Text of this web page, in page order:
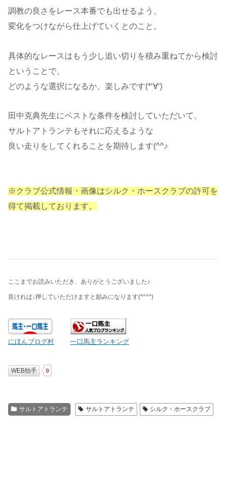
調教の良さをレース本番でも出せるよう、
変化をつけながら仕上げていくとのこと。
具体的なレースはもう少し追い切りを積み重ねてから検討
ということで、
どのような選択になるか、楽しみです(*‘∀‘)
田中克典先生にベストな条件を検討していただいて、
サルトアトランテもそれに応えるような
良い走りをしてくれることを期待します(^^♪
※クラブ公式情報・画像はシルク・ホースクラブの許可を
得て掲載しております。
ここまでお読みいただき、ありがとうございました♪
良ければ↓押していただけますと励みになります(*^^*)
にほんブログ村 一口馬主ランキング
WEB拍手 0
サルトアトランテ サルトアトランテ シルク・ホースクラブ